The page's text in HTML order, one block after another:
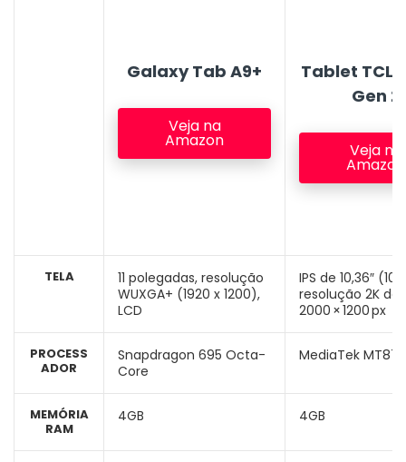
TELA
PROCESS
ADOR
MEMÓRIA
RAM
Galaxy Tab A9+
Veja na
Amazon
11 polegadas, resolução
WUXGA+ (1920 x 1200),
LCD
Snapdragon 695 Octa-
Core
4GB
Tablet TCL
Gen 2
Veja na
Amazon
IPS de 10,36″
resolução 2K de
2000 × 1200 px
MediaTek
4GB